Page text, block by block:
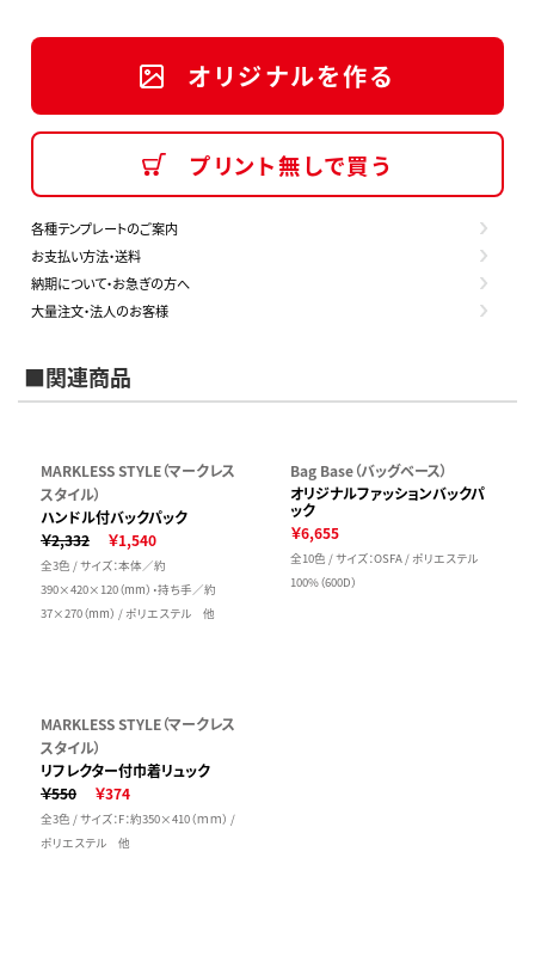
オリジナルを作る
プリント無しで買う
各種テンプレートのご案内
お支払い方法・送料
納期について・お急ぎの方へ
大量注文・法人のお客様
■関連商品
MARKLESS STYLE（マークレス
スタイル）
ハンドル付バックパック
￥2,332
￥1,540
全3色 / サイズ：本体／約
390×420×120（mm）・持ち手／約
37×270（mm） / ポリエステル 他
Bag Base（バッグベース）
オリジナルファッションバックパ
ック
￥6,655
全10色 / サイズ：OSFA / ポリエステル
100%（600D）
MARKLESS STYLE（マークレス
スタイル）
リフレクター付巾着リュック
￥550
￥374
全3色 / サイズ：F：約350×410（ｍｍ） /
ポリエステル 他